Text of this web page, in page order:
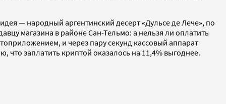
— народный аргентинский десерт «Дульсе де Лече», по
магазина в районе Сан-Тельмо: а нельзя ли оплатить
и через пару секунд кассовый аппарат
заплатить криптой оказалось на 11,4% выгоднее.